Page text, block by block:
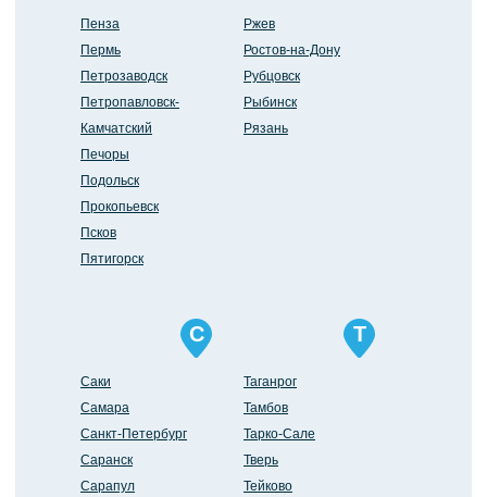
Пенза
Пермь
Петрозаводск
Петропавловск-
Камчатский
Печоры
Подольск
Прокопьевск
Псков
Пятигорск
Ржев
Ростов-на-Дону
Рубцовск
Рыбинск
Рязань
С
Саки
Самара
Санкт-Петербург
Саранск
Сарапул
Т
Таганрог
Тамбов
Тарко-Сале
Тверь
Тейково